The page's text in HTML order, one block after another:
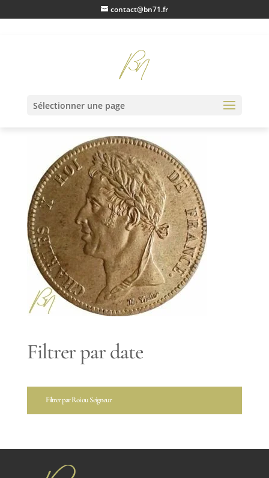
contact@bn71.fr
Sélectionner une page
IMG20220912174725
Filtrer par date
Filtrer par Roi ou Seigneur